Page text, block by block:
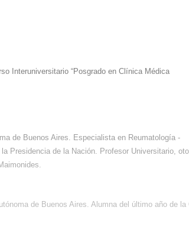
Interuniversitario “Posgrado en Clínica Médica
de Buenos Aires. Especialista en Reumatología -
Presidencia de la Nación. Profesor Universitario,
de Buenos Aires. Alumna del último año de la